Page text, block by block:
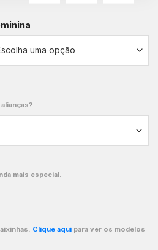
mais especial.
Clique aqui para ver os modelos